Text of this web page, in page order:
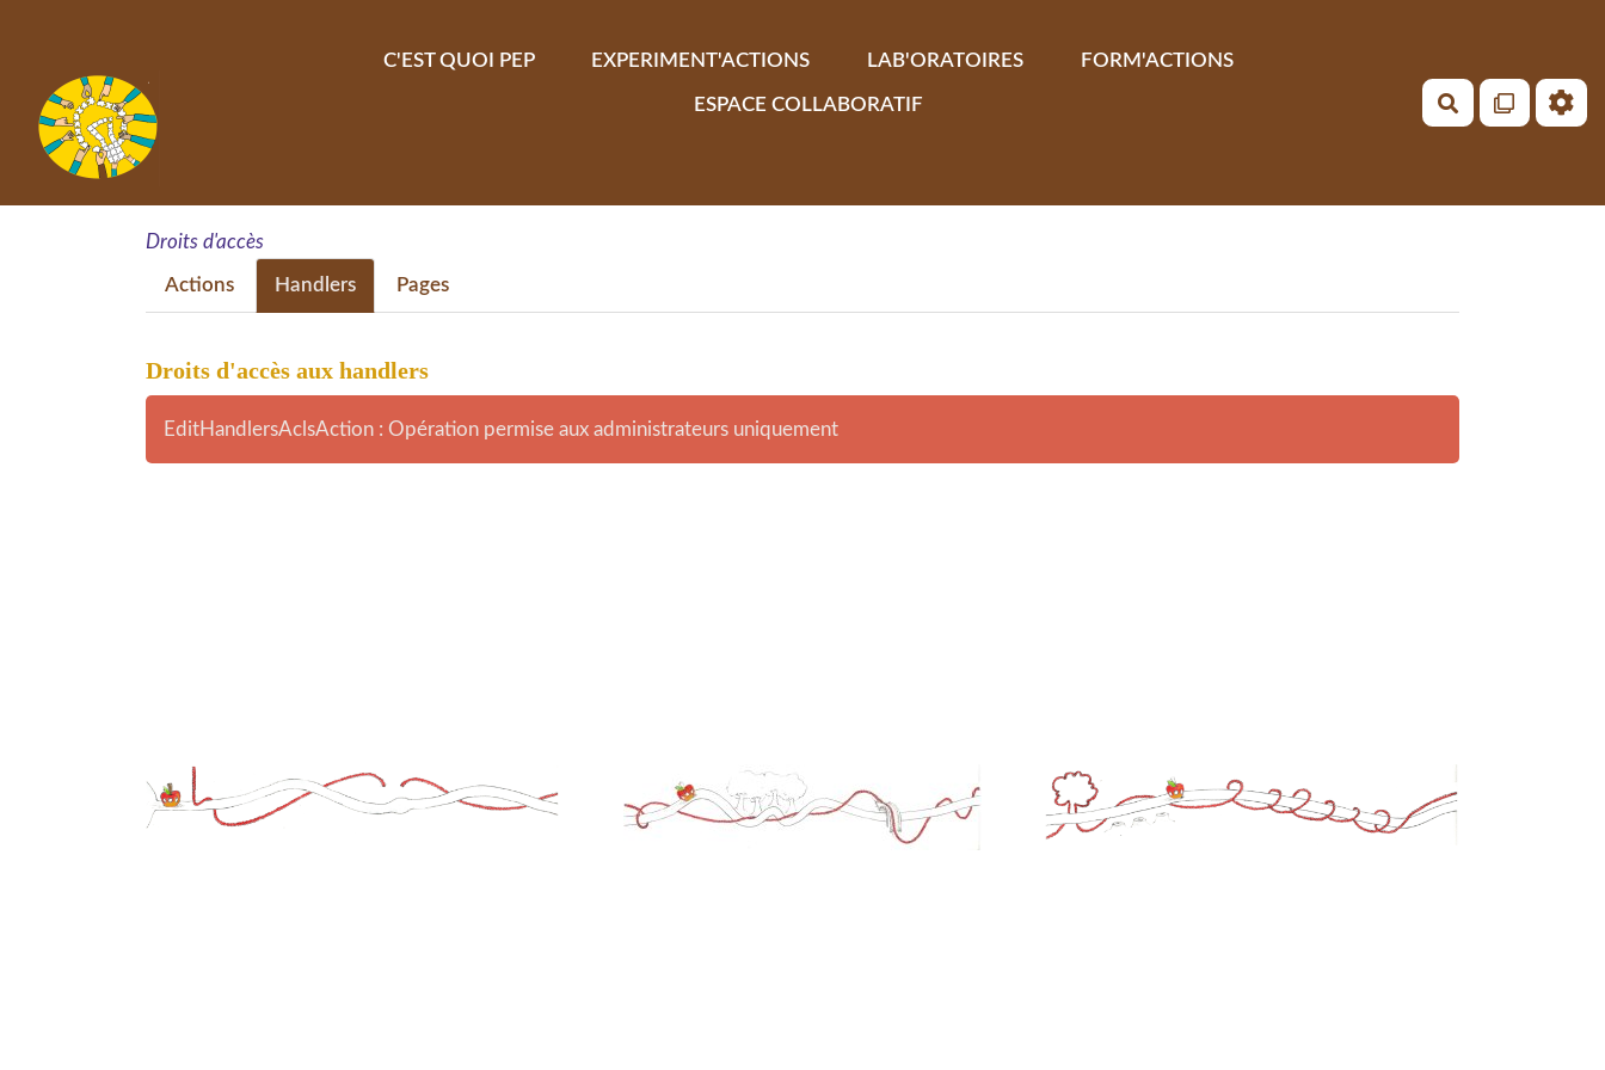
C'EST QUOI PEP
EXPERIMENT'ACTIONS LAB'ORATOIRES FORM'ACTIONS
ESPACE COLLABORATIF Rechercher
Droits d'accès
Actions Handlers Pages
Droits d'accès aux handlers
EditHandlersAclsAction : Opération permise aux administrateurs uniquement